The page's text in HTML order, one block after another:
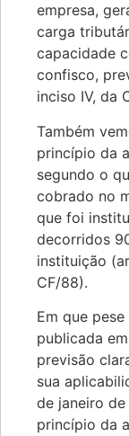
empresa,
carga
capacidade
confisco,
inciso IV, da
Também
princípio da
segundo o
cobrado no
que foi
decorridos
instituição
CF/88).
Em que
publicada
previsão
sua
de janeiro
princípio da